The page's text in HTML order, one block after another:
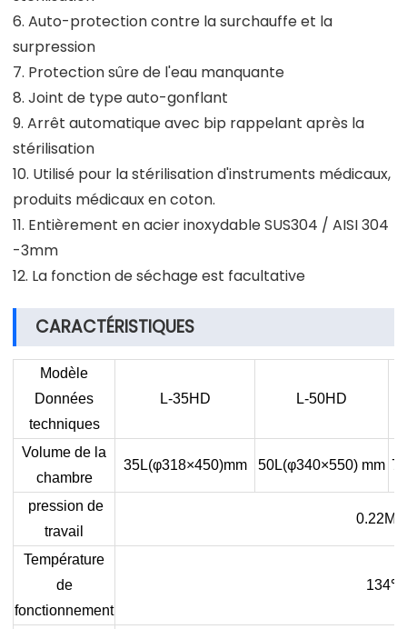
6. Auto-protection contre la surchauffe et la
surpression
7. Protection sûre de l'eau manquante
8. Joint de type auto-gonflant
9. Arrêt automatique avec bip rappelant après la
stérilisation
10. Utilisé pour la stérilisation d'instruments médicaux,
produits médicaux en coton.
11. Entièrement en acier inoxydable SUS304 / AISI 304
-3mm
12. La fonction de séchage est facultative
CARACTÉRISTIQUES
Modèle
Données
techniques
L-35HD L-50HD
Volume de la
chambre
35L(φ318×450)mm 50L(φ340×550) mm
pression de
travail
Température
de
fonctionnement
134℃